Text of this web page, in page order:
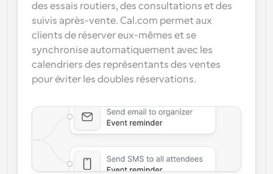
des essais routiers, des consultations et des
suivis après-vente. Cal.com permet aux
clients de réserver eux-mêmes et se
synchronise automatiquement avec les
calendriers des représentants des ventes
pour éviter les doubles réservations.